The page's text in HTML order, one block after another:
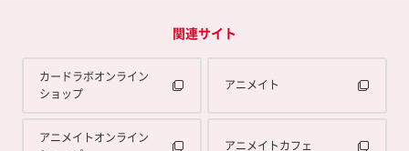
関連サイト
カードラボオンライン
ショップ
アニメイト
アニメイトオンライン
アニメイトカフェ